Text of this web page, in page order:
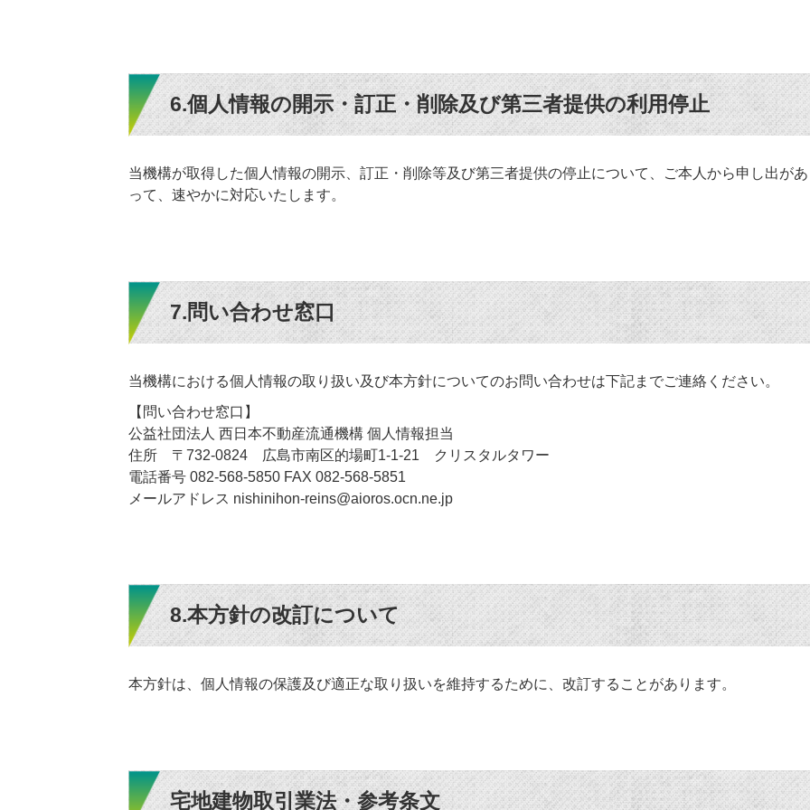
6.個人情報の開示・訂正・削除及び第三者提供の利用停止
当機構が取得した個人情報の開示、訂正・削除等及び第三者提供の停止について、ご本人から申し出が
って、速やかに対応いたします。
7.問い合わせ窓口
当機構における個人情報の取り扱い及び本方針についてのお問い合わせは下記までご連絡ください。
【問い合わせ窓口】
公益社団法人 西日本不動産流通機構 個人情報担当
住所 〒732-0824 広島市南区的場町1-1-21 クリスタルタワー
電話番号 082-568-5850 FAX 082-568-5851
メールアドレス nishinihon-reins@aioros.ocn.ne.jp
8.本方針の改訂について
本方針は、個人情報の保護及び適正な取り扱いを維持するために、改訂することがあります。
宅地建物取引業法・参考条文